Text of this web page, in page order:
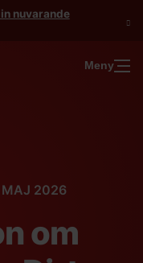
nuvarande
Meny
MAJ 2026
om